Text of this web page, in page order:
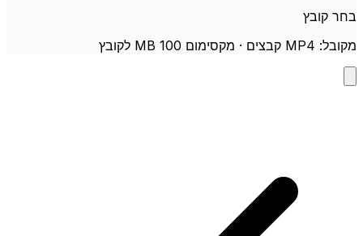
בחר קובץ
מקובל: MP4 קבצים · מקסימום 100 MB לקובץ